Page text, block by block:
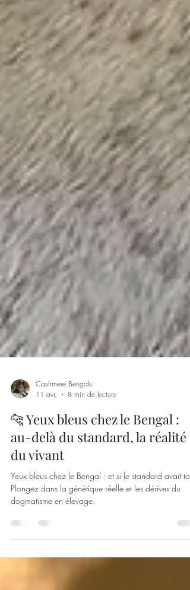
Cashmere Bengals
11 avr.
8 min de lecture
🐆 Yeux bleus chez le Bengal :
au-delà du standard, la réalité
du vivant
Plongez dans la génétique réelle et les dérives du
dogmatisme en élevage.